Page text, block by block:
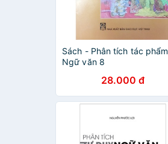
Sách - Phân tích tác phẩm
Ngữ văn 8
28.000 đ